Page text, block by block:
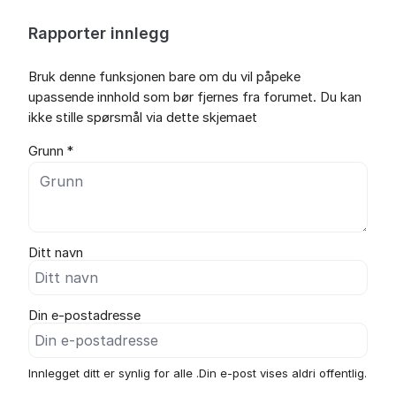
Rapporter innlegg
Bruk denne funksjonen bare om du vil påpeke
upassende innhold som bør fjernes fra forumet. Du kan
ikke stille spørsmål via dette skjemaet
Grunn *
Ditt navn
Din e-postadresse
Innlegget ditt er synlig for alle .Din e-post vises aldri offentlig.